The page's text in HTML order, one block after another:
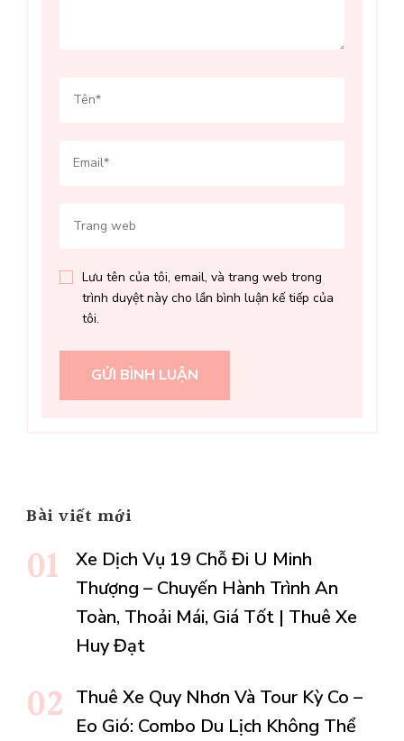
Lưu tên của tôi, email, và trang web trong
trình duyệt này cho lần bình luận kế tiếp của
tôi.
Bài viết mới
Xe Dịch Vụ 19 Chỗ Đi U Minh
Thượng – Chuyến Hành Trình An
Toàn, Thoải Mái, Giá Tốt | Thuê Xe
Huy Đạt
Thuê Xe Quy Nhơn Và Tour Kỳ Co –
Eo Gió: Combo Du Lịch Không Thể